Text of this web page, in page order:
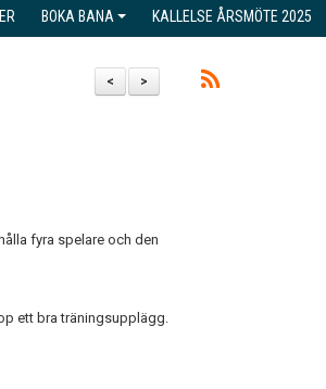
BOKA BANA KALLELSE ÅRSMÖTE 2025
>
<
fyra spelare och den
ett bra träningsupplägg.